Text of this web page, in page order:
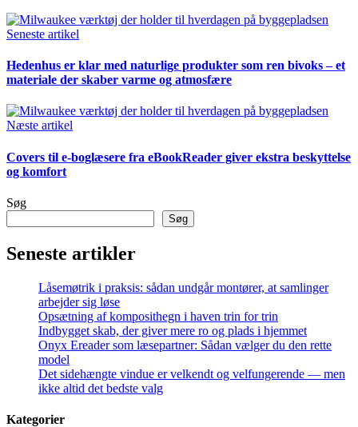
Seneste artikel
Hedenhus er klar med naturlige produkter som ren bivoks – et
materiale der skaber varme og atmosfære
Næste artikel
Covers til e-boglæsere fra eBookReader giver ekstra beskyttelse
og komfort
Søg
Søg
Seneste artikler
Låsemøtrik i praksis: sådan undgår montører, at samlinger
arbejder sig løse
Opsætning af komposithegn i haven trin for trin
Indbygget skab, der giver mere ro og plads i hjemmet
Onyx Ereader som læsepartner: Sådan vælger du den rette
model
Det sidehængte vindue er velkendt og velfungerende — men
ikke altid det bedste valg
Kategorier